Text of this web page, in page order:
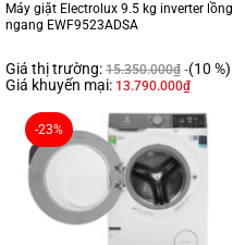
Máy giặt Electrolux 9.5 kg inverter lồng
ngang EWF9523ADSA
Giá thị trường: 15.350.000₫ (10 %)
Giá khuyến mại: 13.790.000₫
-23%